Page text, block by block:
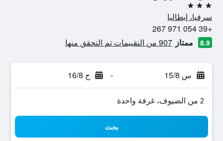
3 نجوم
سرفيا، إيطاليا
+39 054 971 267
8.9 ممتاز 907 من التقييمات تم التحقق منها
س 15/8 - ح 16/8
2 من الضيوف، غرفة واحدة
بحث